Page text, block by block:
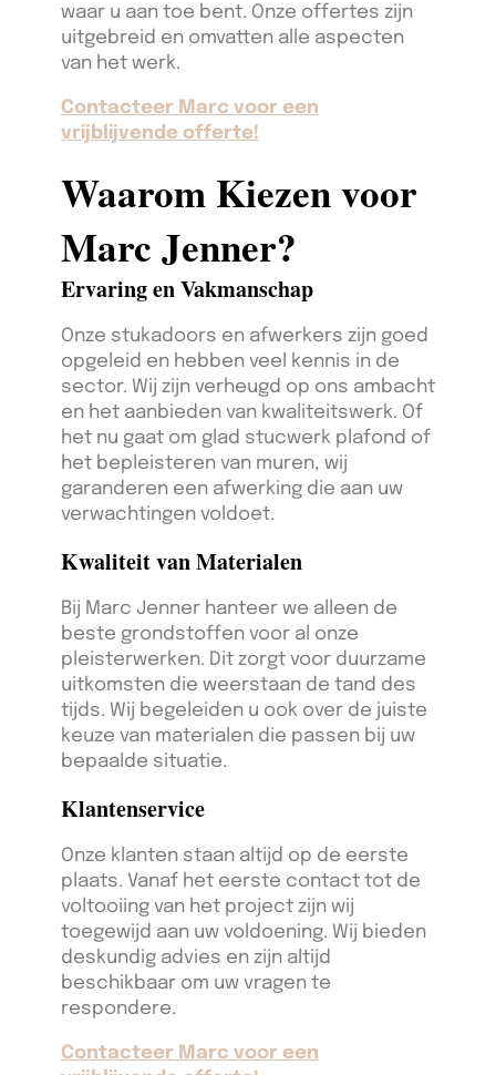
waar u aan toe bent. Onze offertes zijn
uitgebreid en omvatten alle aspecten
van het werk.
Contacteer Marc voor een
vrijblijvende offerte!
Waarom Kiezen voor
Marc Jenner?
Ervaring en Vakmanschap
Onze stukadoors en afwerkers zijn goed
opgeleid en hebben veel kennis in de
sector. Wij zijn verheugd op ons ambacht
en het aanbieden van kwaliteitswerk. Of
het nu gaat om glad stucwerk plafond of
het bepleisteren van muren, wij
garanderen een afwerking die aan uw
verwachtingen voldoet.
Kwaliteit van Materialen
Bij Marc Jenner hanteer we alleen de
beste grondstoffen voor al onze
pleisterwerken. Dit zorgt voor duurzame
uitkomsten die weerstaan de tand des
tijds. Wij begeleiden u ook over de juiste
keuze van materialen die passen bij uw
bepaalde situatie.
Klantenservice
Onze klanten staan altijd op de eerste
plaats. Vanaf het eerste contact tot de
voltooiing van het project zijn wij
toegewijd aan uw voldoening. Wij bieden
deskundig advies en zijn altijd
beschikbaar om uw vragen te
respondere.
Contacteer Marc voor een